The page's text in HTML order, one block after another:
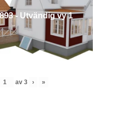
- Utvändig vy 1
av 3 › »